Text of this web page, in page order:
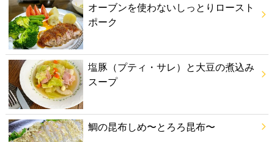
オーブンを使わないしっとりロースト
ポーク
塩豚（プティ・サレ）と大豆の煮込み
スープ
鯛の昆布しめ〜とろろ昆布〜